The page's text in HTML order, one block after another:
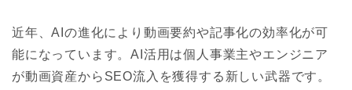
近年、AIの進化により動画要約や記事化の効率化が可
能になっています。AI活用は個人事業主やエンジニア
が動画資産からSEO流入を獲得する新しい武器です。